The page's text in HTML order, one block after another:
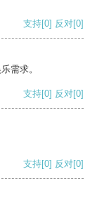
支持[0] 反对[0]
需求。
支持[0] 反对[0]
支持[0] 反对[0]